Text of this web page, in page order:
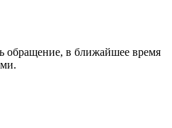
обращение, в ближайшее время